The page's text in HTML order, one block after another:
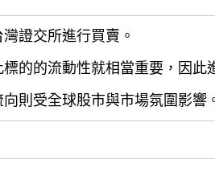
證交所進行買賣。
的的流動性就相當重要，因此
則受全球股市與市場氛圍影響